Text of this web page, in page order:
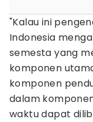
"Kalau ini
Indonesia
semesta yang
komponen
komponen
dalam
waktu dapat